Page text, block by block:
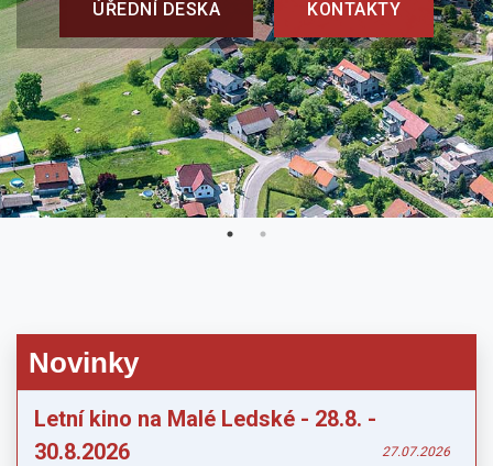
Novinky
Letní kino na Malé Ledské - 28.8. -
30.8.2026
27.07.2026